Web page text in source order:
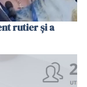
rutier și a